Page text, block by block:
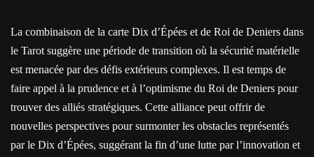
La combinaison de la carte Dix d’Épées et de Roi de Deniers dans
le Tarot suggère une période de transition où la sécurité matérielle
est menacée par des défis extérieurs complexes. Il est temps de
faire appel à la prudence et à l’optimisme du Roi de Deniers pour
trouver des alliés stratégiques. Cette alliance peut offrir de
nouvelles perspectives pour surmonter les obstacles représentés
par le Dix d’Épées, suggérant la fin d’une lutte par l’innovation et